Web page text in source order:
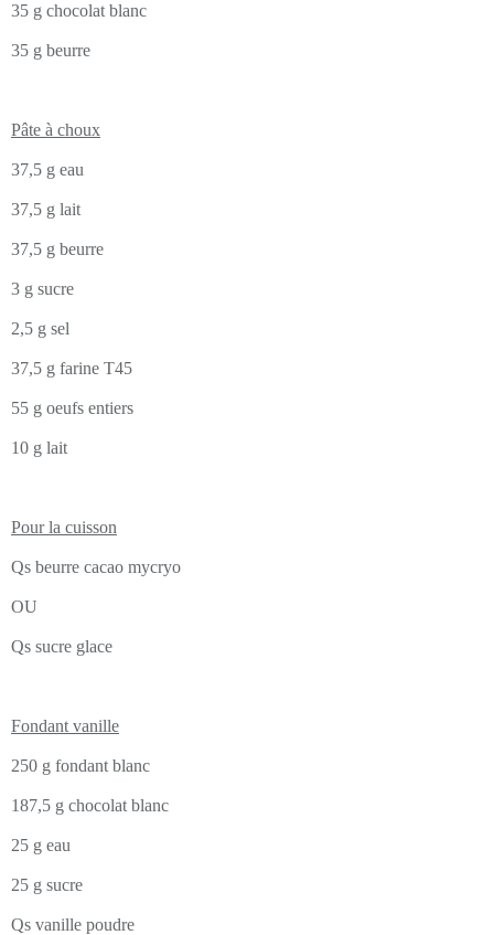
35 g chocolat blanc
35 g beurre
Pâte à choux
37,5 g eau
37,5 g lait
37,5 g beurre
3 g sucre
2,5 g sel
37,5 g farine T45
55 g oeufs entiers
10 g lait
Pour la cuisson
Qs beurre cacao mycryo
OU
Qs sucre glace
Fondant vanille
250 g fondant blanc
187,5 g chocolat blanc
25 g eau
25 g sucre
Qs vanille poudre